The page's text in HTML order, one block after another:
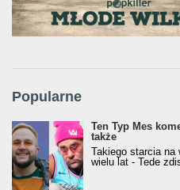
Popularne
Ten Typ Mes
także
Takiego starcia na
wielu lat - Tede